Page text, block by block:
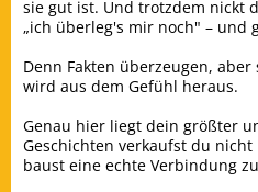
sie gut ist. Und trotzdem nickt
„ich überleg's mir noch" – und
Denn Fakten überzeugen,
wird aus dem Gefühl heraus.
Genau hier liegt dein größter
Geschichten verkaufst du
baust eine echte Verbindung